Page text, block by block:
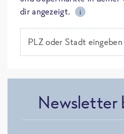
dir angezeigt.
i
PLZ oder Stadt eingeben
Newsletter